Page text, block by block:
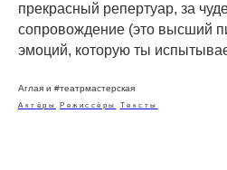
прекрасный репертуар, за
сопровождение (это высший
эмоций, которую ты
Аглая и #театрмастерская
Актёры Режиссёры Тексты